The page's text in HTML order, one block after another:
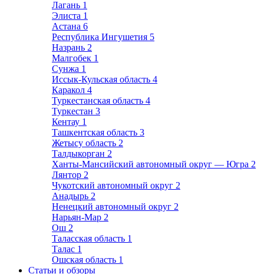
Лагань 1
Элиста 1
Астана 6
Республика Ингушетия 5
Назрань 2
Малгобек 1
Сунжа 1
Иссык-Кульская область 4
Каракол 4
Туркестанская область 4
Туркестан 3
Кентау 1
Ташкентская область 3
Жетысу область 2
Талдыкорган 2
Ханты-Мансийский автономный округ — Югра 2
Лянтор 2
Чукотский автономный округ 2
Анадырь 2
Ненецкий автономный округ 2
Нарьян-Мар 2
Ош 2
Таласская область 1
Талас 1
Ошская область 1
Статьи и обзоры